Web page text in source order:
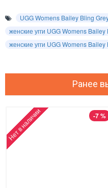
UGG Womens Bailey Bling
женские угги UGG Womens
женские угги UGG Womens Bailey
Ранее
-7 %
Нет в наличии